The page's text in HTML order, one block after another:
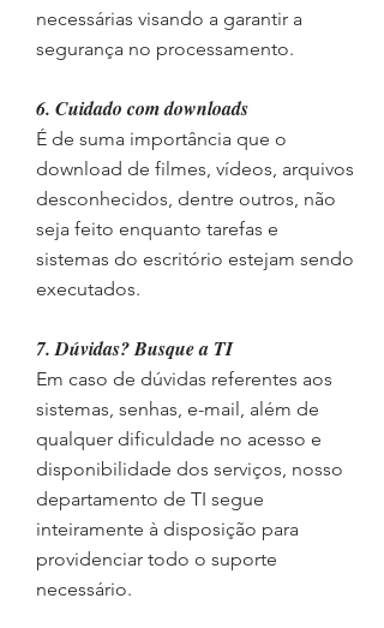
necessárias visando a garantir a
segurança no processamento.
6. Cuidado com downloads
É de suma importância que o
download de filmes, vídeos, arquivos
desconhecidos, dentre outros, não
seja feito enquanto tarefas e
sistemas do escritório estejam sendo
executados.
7. Dúvidas? Busque a TI
Em caso de dúvidas referentes aos
sistemas, senhas, e-mail, além de
qualquer dificuldade no acesso e
disponibilidade dos serviços, nosso
departamento de TI segue
inteiramente à disposição para
providenciar todo o suporte
necessário.